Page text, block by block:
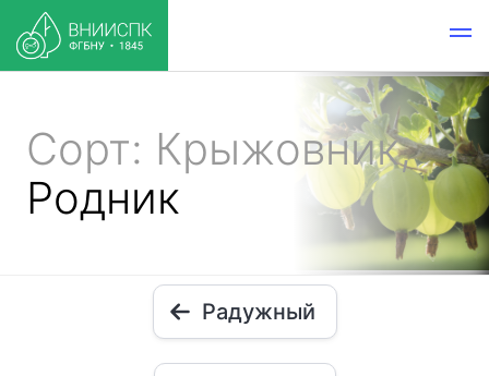
Сорт: Крыжовник,
Родник
Радужный